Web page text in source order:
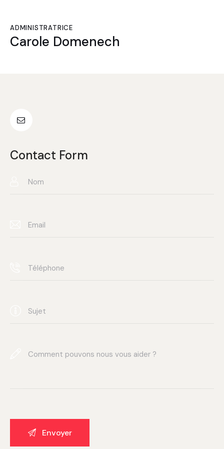
EN
ADMINISTRATRICE
Carole Domenech
Contact Form